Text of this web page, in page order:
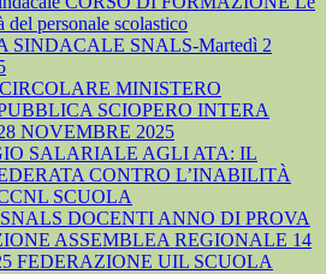
personale scolastico
SINDACALE SNALS-Martedì 2
MINISTERO
SCIOPERO INTERA
NOVEMBRE 2025
SALARIALE AGLI ATA: IL
CONTRO L’INABILITÀ
SCUOLA
DOCENTI ANNO DI PROVA
ASSEMBLEA REGIONALE 14
FEDERAZIONE UIL SCUOLA